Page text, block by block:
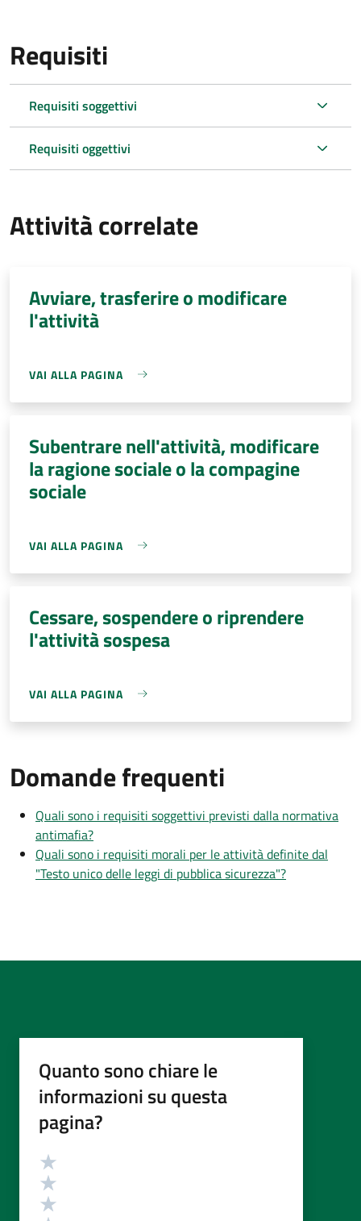
Requisiti
Requisiti soggettivi
Requisiti oggettivi
Attività correlate
Avviare, trasferire o modificare
l'attività
VAI ALLA PAGINA
Subentrare nell'attività, modificare
la ragione sociale o la compagine
sociale
VAI ALLA PAGINA
Cessare, sospendere o riprendere
l'attività sospesa
VAI ALLA PAGINA
Domande frequenti
Quali sono i requisiti soggettivi previsti dalla normativa
antimafia?
Quali sono i requisiti morali per le attività definite dal
"Testo unico delle leggi di pubblica sicurezza"?
Quanto sono chiare le
informazioni su questa
pagina?
Valutazione